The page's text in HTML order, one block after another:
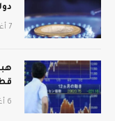
7 أغسطس، 2026
6 أغسطس، 2026